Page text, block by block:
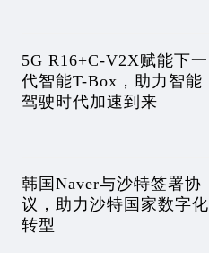
5G R16+C-V2X赋能下一
代智能T-Box，助力智能
驾驶时代加速到来
韩国Naver与沙特签署协
议，助力沙特国家数字化
转型